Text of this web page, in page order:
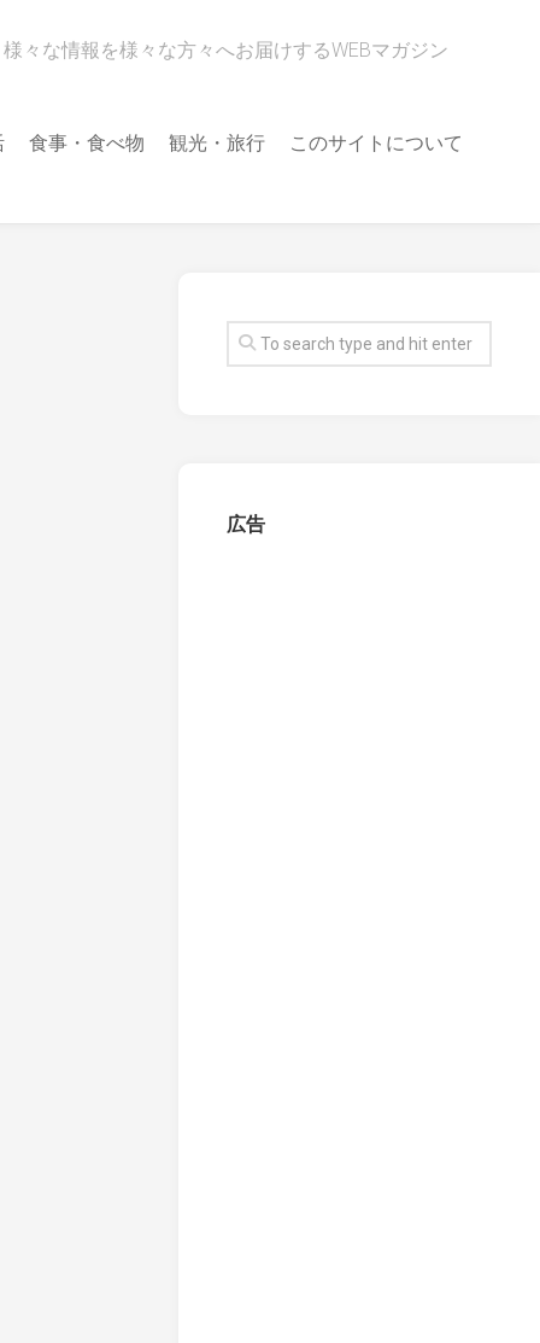
様々な情報を様々な方々へお届けするWEBマガジン
食事・食べ物 観光・旅行 このサイトについて
広告